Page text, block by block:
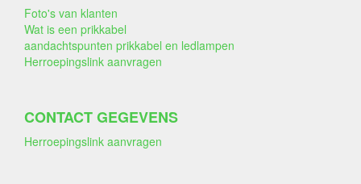
Foto's van klanten
Wat is een prikkabel
aandachtspunten prikkabel en ledlampen
Herroepingslink aanvragen
CONTACT GEGEVENS
Herroepingslink aanvragen